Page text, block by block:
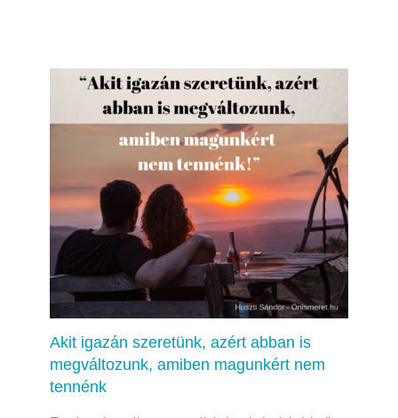
Akit igazán szeretünk, azért abban is
megváltozunk, amiben magunkért nem
tennénk